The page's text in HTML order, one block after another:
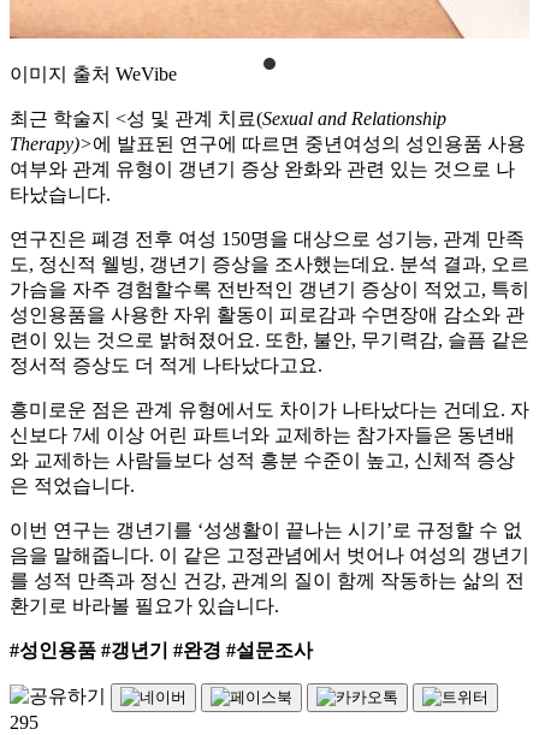
이미지 출처 WeVibe
최근 학술지 <성 및 관계 치료(Sexual and Relationship
Therapy)>에 발표된 연구에 따르면 중년여성의 성인용품 사용
여부와 관계 유형이 갱년기 증상 완화와 관련 있는 것으로 나
타났습니다.
연구진은 폐경 전후 여성 150명을 대상으로 성기능, 관계 만족
도, 정신적 웰빙, 갱년기 증상을 조사했는데요. 분석 결과, 오르
가슴을 자주 경험할수록 전반적인 갱년기 증상이 적었고, 특히
성인용품을 사용한 자위 활동이 피로감과 수면장애 감소와 관
련이 있는 것으로 밝혀졌어요. 또한, 불안, 무기력감, 슬픔 같은
정서적 증상도 더 적게 나타났다고요.
흥미로운 점은 관계 유형에서도 차이가 나타났다는 건데요. 자
신보다 7세 이상 어린 파트너와 교제하는 참가자들은 동년배
와 교제하는 사람들보다 성적 흥분 수준이 높고, 신체적 증상
은 적었습니다.
이번 연구는 갱년기를 ‘성생활이 끝나는 시기’로 규정할 수 없
음을 말해줍니다. 이 같은 고정관념에서 벗어나 여성의 갱년기
를 성적 만족과 정신 건강, 관계의 질이 함께 작동하는 삶의 전
환기로 바라볼 필요가 있습니다.
#성인용품 #갱년기 #완경 #설문조사
295